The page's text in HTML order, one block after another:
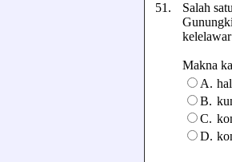
51. Salah satu
Makna
A.
B.
C.
D.